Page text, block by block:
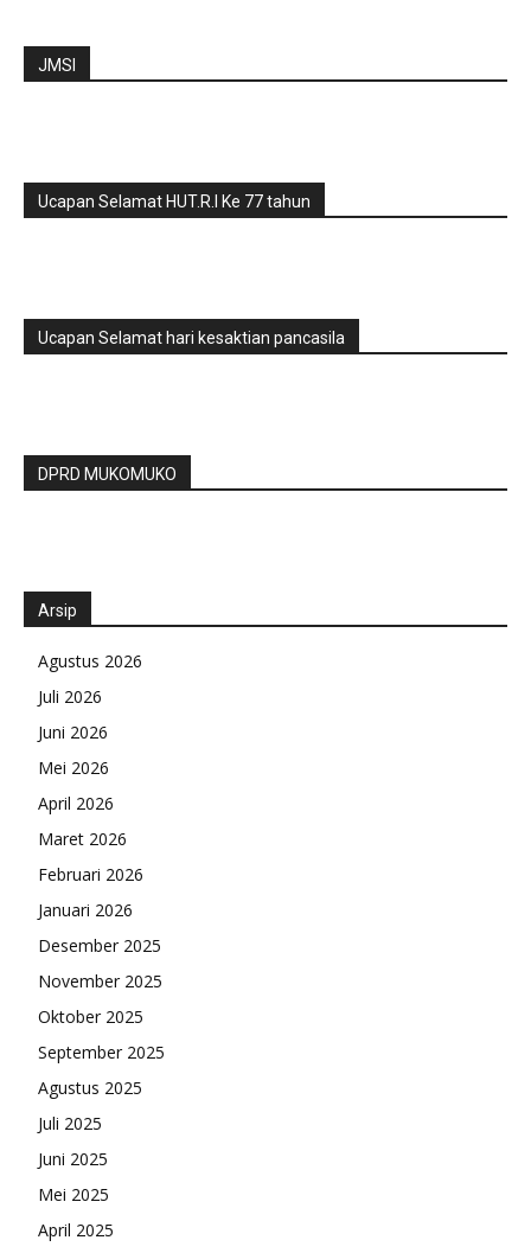
JMSI
Ucapan Selamat HUT.R.I Ke 77 tahun
Ucapan Selamat hari kesaktian pancasila
DPRD MUKOMUKO
Arsip
Agustus 2026
Juli 2026
Juni 2026
Mei 2026
April 2026
Maret 2026
Februari 2026
Januari 2026
Desember 2025
November 2025
Oktober 2025
September 2025
Agustus 2025
Juli 2025
Juni 2025
Mei 2025
April 2025